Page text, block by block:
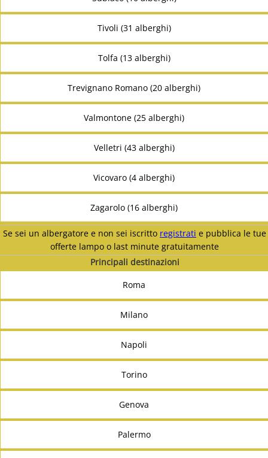
Tivoli (31 alberghi)
Tolfa (13 alberghi)
Trevignano Romano (20 alberghi)
Valmontone (25 alberghi)
Velletri (43 alberghi)
Vicovaro (4 alberghi)
Zagarolo (16 alberghi)
Se sei un albergatore e non sei iscritto registrati e pubblica le tue
offerte lampo o last minute gratuitamente
Principali destinazioni
Roma
Milano
Napoli
Torino
Genova
Palermo